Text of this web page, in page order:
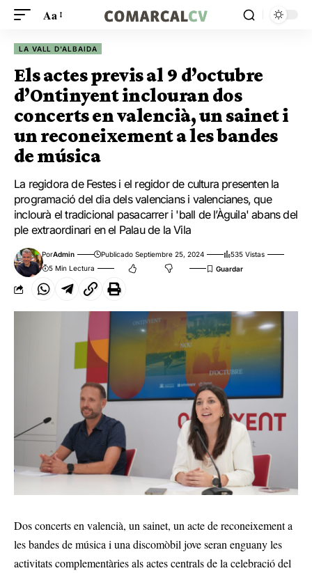
Aa
LA VALL D'ALBAIDA
Els actes previs al 9 d’octubre
d’Ontinyent inclouran dos
concerts en valencià, un sainet i
un reconeixement a les bandes
de música
La regidora de Festes i el regidor de cultura presenten la
programació del dia dels valencians i valencianes, que
inclourà el tradicional pasacarrer i 'ball de l’Àguila' abans del
ple extraordinari en el Palau de la Vila
PorAdmin Publicado Septiembre 25, 2024
535 Vistas
5 Min Lectura
Dos concerts en valencià, un sainet, un acte de reconeixement a
les bandes de música i una discomòbil jove seran enguany les
activitats complementàries als actes centrals de la celebració del